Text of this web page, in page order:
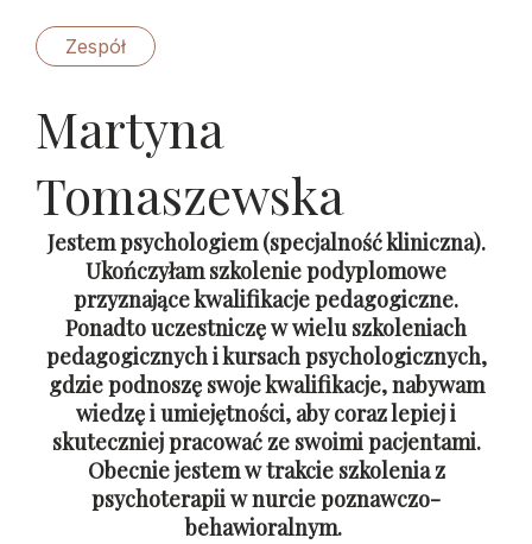
Zespół
Martyna
Tomaszewska
Jestem psychologiem (specjalność kliniczna).
Ukończyłam szkolenie podyplomowe
przyznające kwalifikacje pedagogiczne.
Ponadto uczestniczę w wielu szkoleniach
pedagogicznych i kursach psychologicznych,
gdzie podnoszę swoje kwalifikacje, nabywam
wiedzę i umiejętności, aby coraz lepiej i
skuteczniej pracować ze swoimi pacjentami.
Obecnie jestem w trakcie szkolenia z
psychoterapii w nurcie poznawczo-
behawioralnym.